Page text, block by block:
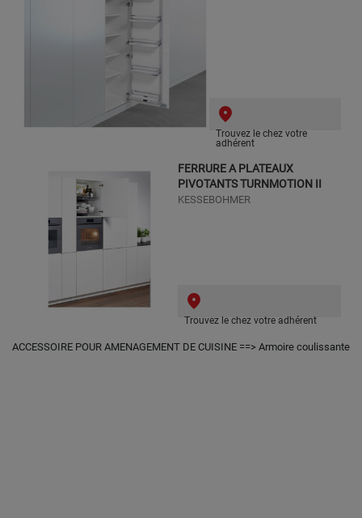
Trouvez le chez votre
adhérent
FERRURE A PLATEAUX
PIVOTANTS TURNMOTION II
KESSEBOHMER
Trouvez le chez votre adhérent
ACCESSOIRE POUR AMENAGEMENT DE CUISINE ==> Armoire coulissante